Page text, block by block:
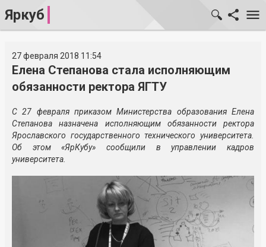
Яркуб
27 февраля 2018 11:54
Елена Степанова стала исполняющим
обязанности ректора ЯГТУ
С 27 февраля приказом Министерства образования Елена
Степанова назначена исполняющим обязанности ректора
Ярославского государственного технического университета.
Об этом «ЯрКубу» сообщили в управлении кадров
университета.